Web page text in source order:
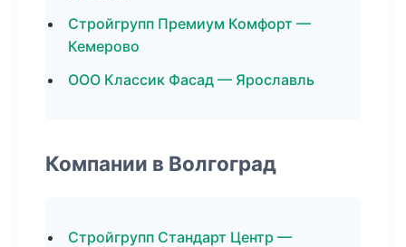
Стройгрупп Премиум Комфорт —
Кемерово
ООО Классик Фасад — Ярославль
Компании в Волгоград
Стройгрупп Стандарт Центр —